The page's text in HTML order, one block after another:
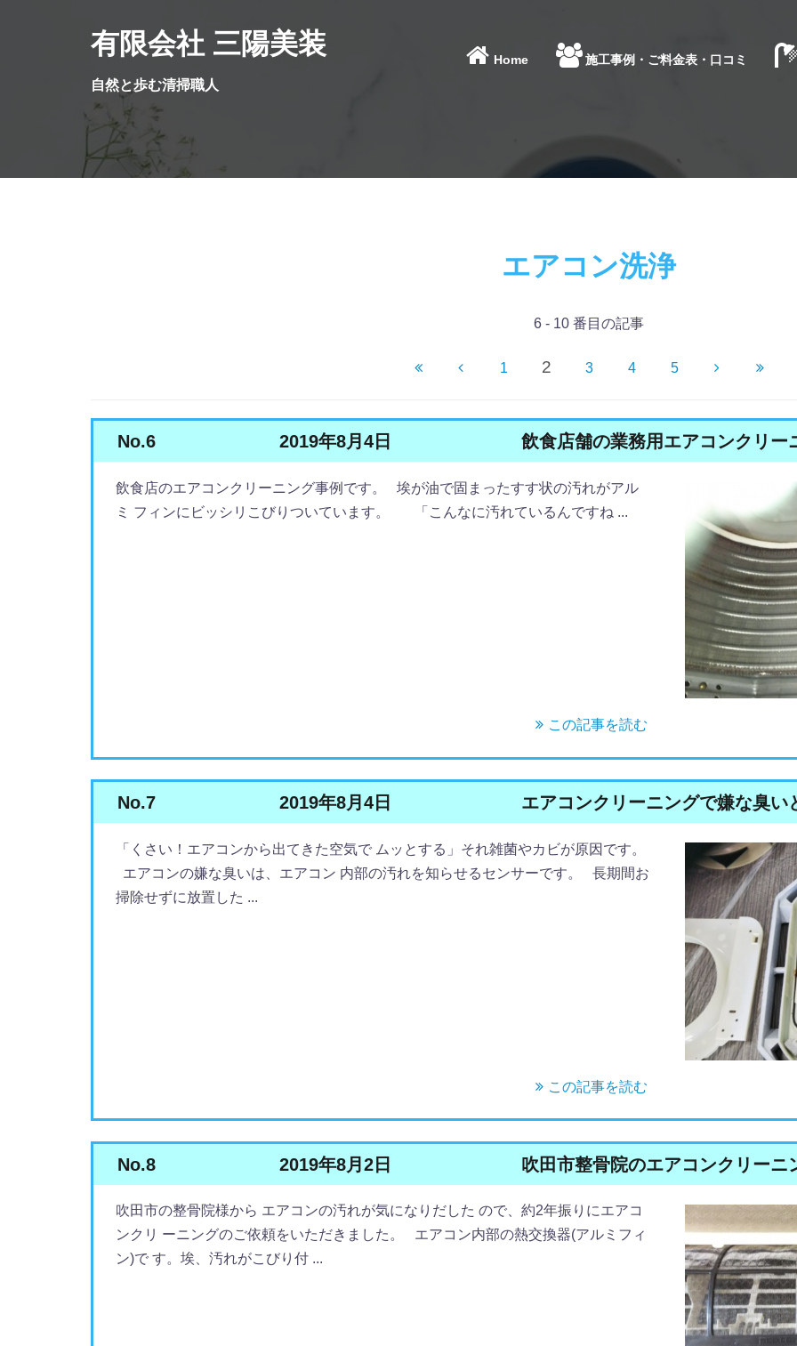
キ
有限会社 三陽美装
自然と歩む清掃職人
Home 施工事例・ご料金表・口コミ
エアコン洗浄
6 - 10 番目の記事
1 2 3 4 5
No.6 2019年8月4日 飲食店舗の業務用エアコンクリー
飲食店のエアコンクリーニング事例です。 埃が油で固まったすす状の汚れがアル
ミ フィンにビッシリこびりついています。 「こんなに汚れているんですね ...
この記事を読む
No.7 2019年8月4日 エアコンクリーニングで嫌な臭い
「くさい！エアコンから出てきた空気で ムッとする」それ雑菌やカビが原因です。
エアコンの嫌な臭いは、エアコン 内部の汚れを知らせるセンサーです。 長期間お
掃除せずに放置した ...
この記事を読む
No.8 2019年8月2日 吹田市整骨院のエアコンクリーニ
吹田市の整骨院様から エアコンの汚れが気になりだした ので、約2年振りにエアコ
ンクリ ーニングのご依頼をいただきました。 エアコン内部の熱交換器(アルミフィ
ン)で す。埃、汚れがこびり付 ...